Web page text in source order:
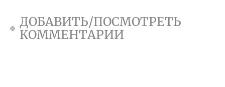
ДОБАВИТЬ/ПОСМОТРЕТЬ
КОММЕНТАРИИ